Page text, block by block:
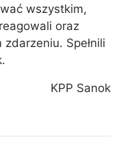
wszystkim,
oraz
zdarzeniu. Spełnili
KPP Sanok